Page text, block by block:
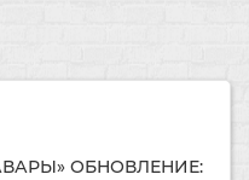
ОБНОВЛЕНИЕ: